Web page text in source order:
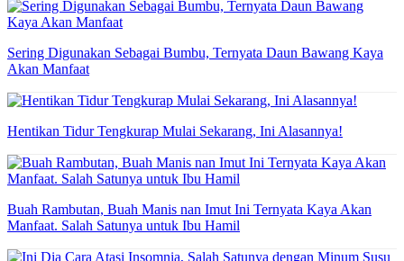
Sering Digunakan Sebagai Bumbu, Ternyata Daun Bawang Kaya
Akan Manfaat
Hentikan Tidur Tengkurap Mulai Sekarang, Ini Alasannya!
Buah Rambutan, Buah Manis nan Imut Ini Ternyata Kaya Akan
Manfaat. Salah Satunya untuk Ibu Hamil